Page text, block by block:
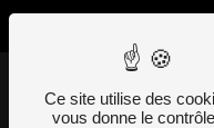
Ce site utilise des
vous donne le